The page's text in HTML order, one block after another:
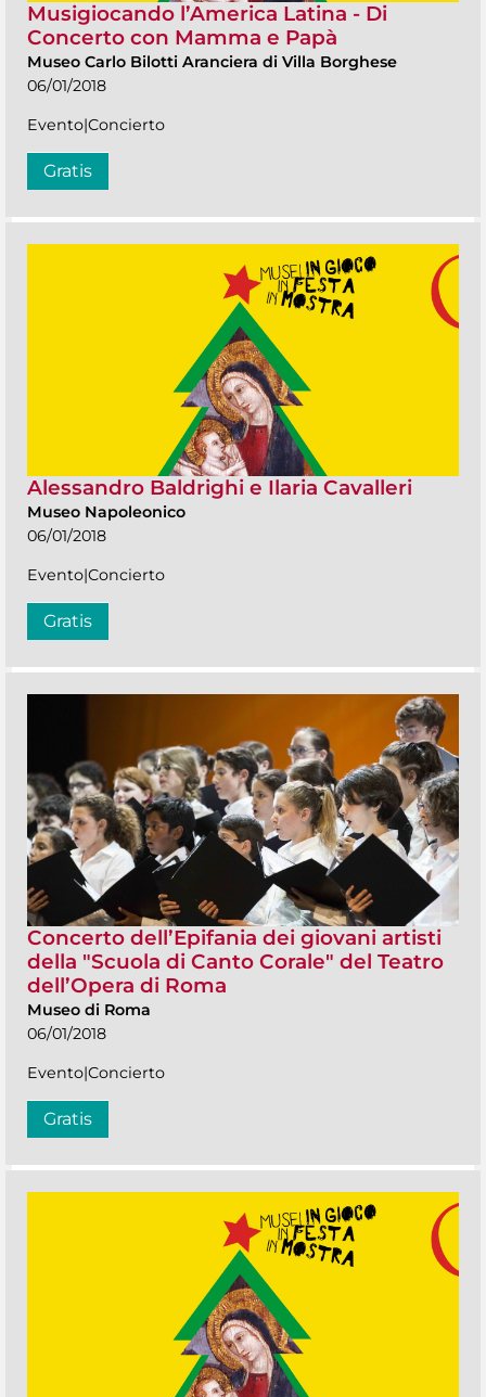
Musigiocando l’America Latina - Di
Concerto con Mamma e Papà
Museo Carlo Bilotti Aranciera di Villa Borghese
06/01/2018
Evento|Concierto
Gratis
Alessandro Baldrighi e Ilaria Cavalleri
Museo Napoleonico
06/01/2018
Evento|Concierto
Gratis
Concerto dell’Epifania dei giovani artisti
della "Scuola di Canto Corale" del Teatro
dell’Opera di Roma
Museo di Roma
06/01/2018
Evento|Concierto
Gratis